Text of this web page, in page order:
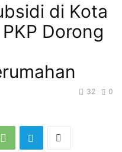
di Kota
Dorong
0
32